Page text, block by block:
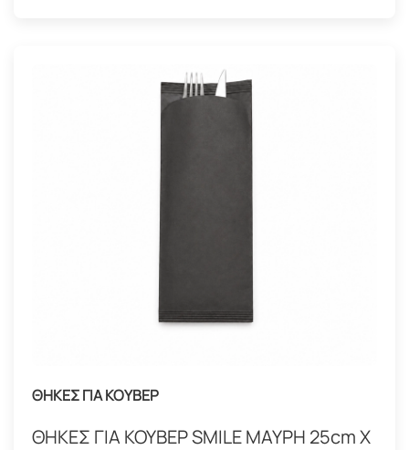
ΘΗΚΕΣ ΓΙΑ ΚΟΥΒΕΡ
ΘΗΚΕΣ ΓΙΑ ΚΟΥΒΕΡ SMILE ΜΑΥΡΗ 25cm X